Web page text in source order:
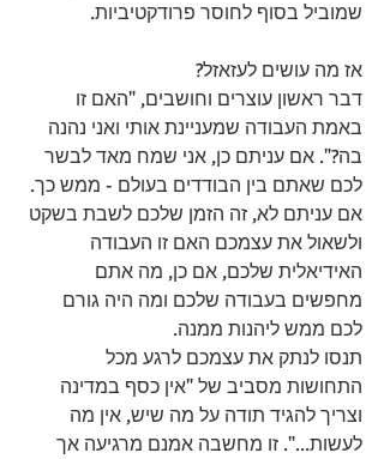
שמוביל בסוף לחוסר פרודקטיביות.
אז מה עושים לעזאזל?
דבר ראשון עוצרים וחושבים, "האם זו
באמת העבודה שמעניינת אותי ואני נהנה
בה?". אם עניתם כן, אני שמח מאד לבשר
לכם שאתם בין הבודדים בעולם - ממש כך.
אם עניתם לא, זה הזמן שלכם לשבת בשקט
ולשאול את עצמכם האם זו העבודה
האידיאלית שלכם, אם כן, מה אתם
מחפשים בעבודה שלכם ומה היה גורם
לכם ממש ליהנות ממנה.
תנסו לנתק את עצמכם לרגע מכל
התחושות מסביב של "אין כסף במדינה
וצריך להגיד תודה על מה שיש, אין מה
לעשות...". זו מחשבה אמנם מרגיעה אך